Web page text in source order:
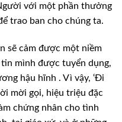
với một phần thưởng
trao ban cho chúng ta.
sẽ cảm được một niềm
mình được tuyển dụng,
hậu hĩnh . Vì vậy, ‘Đi
mời gọi, hiệu triệu đặc
chứng nhân cho tình